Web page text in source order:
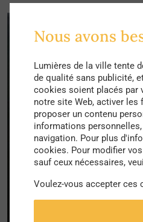
Nous avons
Lumières de la ville tente
de qualité sans publicité,
cookies soient placés par
notre site Web, activer
proposer un contenu
informations
navigation. Pour plus
cookies. Pour modifier
sauf ceux nécessaires,
Voulez-vous accepter ces